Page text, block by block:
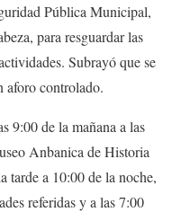
Pública Municipal,
para resguardar las
Subrayó que se
aforo controlado.
9:00 de la mañana a las
Anbanica de Historia
a 10:00 de la noche,
referidas y a las 7:00